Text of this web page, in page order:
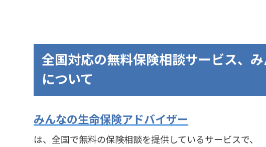
全国対応の無料保険相談サービス、
について
みんなの生命保険アドバイザー
は、全国で無料の保険相談を提供しているサービスで、